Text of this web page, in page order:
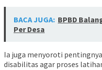
BACA JUGA: BPBD
Per Desa
Ia juga menyoroti
disabilitas agar proses